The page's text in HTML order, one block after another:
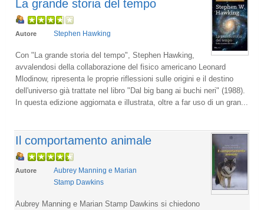
La grande storia del tempo
Autore Stephen Hawking
Con "La grande storia del tempo", Stephen Hawking,
avvalendosi della collaborazione del fisico americano Leonard
Mlodinow, ripresenta le proprie riflessioni sulle origini e il destino
dell'universo già trattate nel libro "Dal big bang ai buchi neri" (1988).
In questa edizione aggiornata e illustrata, oltre a far uso di un gran...
Il comportamento animale
Autore
Aubrey Manning e Marian
Stamp Dawkins
Aubrey Manning e Marian Stamp Dawkins si chiedono